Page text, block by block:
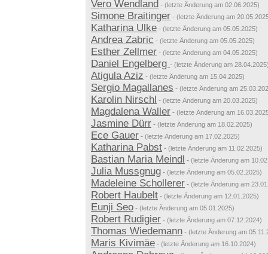
Vero Wendland - (letzte Änderung am 02.06.2025)
Simone Braitinger - (letzte Änderung am
Katharina Ulke - (letzte Änderung am 05.05.2025)
Andrea Zabric - (letzte Änderung am 05.05.2025)
Esther Zellmer - (letzte Änderung am 04.05.2025)
Daniel Engelberg - (letzte Änderung am
Atigula Aziz - (letzte Änderung am 15.04.2025)
Sergio Magallanes - (letzte Änderung am
Karolin Nirschl - (letzte Änderung am 20.03.2025)
Magdalena Waller - (letzte Änderung am
Jasmine Dürr - (letzte Änderung am 18.02.2025)
Ece Gauer - (letzte Änderung am 17.02.2025)
Katharina Pabst - (letzte Änderung am 11.02.2025)
Bastian Maria Meindl - (letzte Änderung am
Julia Mussgnug - (letzte Änderung am 05.02.2025)
Madeleine Schollerer - (letzte Änderung am
Robert Haubelt - (letzte Änderung am 12.01.2025)
Eunji Seo - (letzte Änderung am 05.01.2025)
Robert Rudigier - (letzte Änderung am 07.12.2024)
Thomas Wiedemann - (letzte Änderung am
Maris Kivimäe - (letzte Änderung am 16.10.2024)